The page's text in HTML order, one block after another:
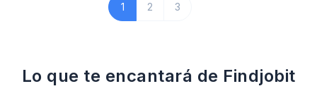
1 2 3
Lo que te encantará de Findjobit